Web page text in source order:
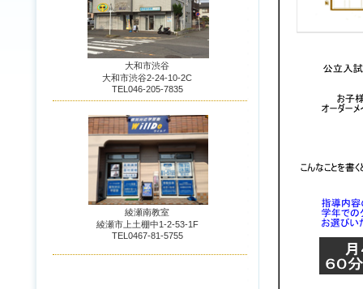
大和市渋谷
大和市渋谷2-24-10-2C
TEL046-205-7835
綾瀬南教室
綾瀬市上土棚中1-2-53-1F
TEL0467-81-5755